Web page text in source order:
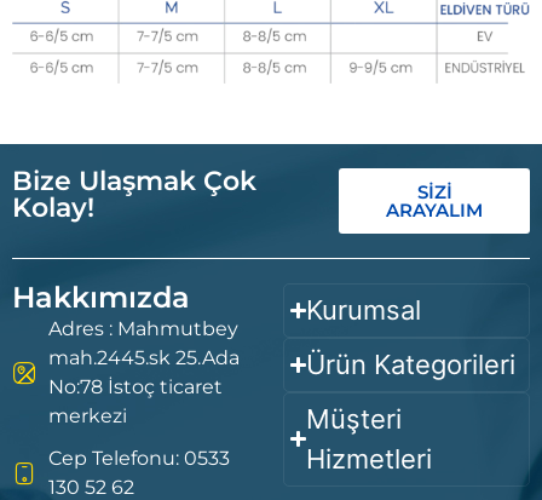
Bize Ulaşmak Çok
Kolay!
SİZİ
ARAYALIM
Hakkımızda
Adres : Mahmutbey
mah.2445.sk 25.Ada
No:78 İstoç ticaret
merkezi
Cep Telefonu: 0533
130 52 62
Kurumsal
Ürün Kategorileri
Müşteri
Hizmetleri